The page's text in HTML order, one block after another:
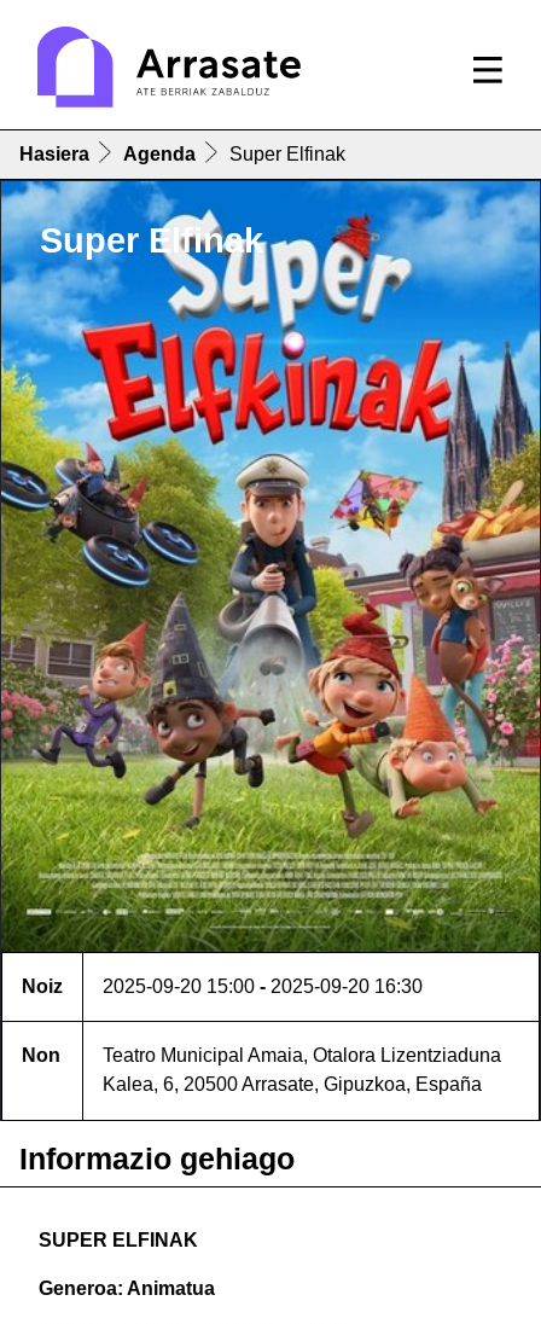
Hasiera Agenda Super Elfinak
Super Elfinak
Noiz 2025-09-20 15:00 - 2025-09-20 16:30
Non
Teatro Municipal Amaia, Otalora Lizentziaduna
Kalea, 6, 20500 Arrasate, Gipuzkoa, España
Informazio gehiago
SUPER ELFINAK
Generoa: Animatua